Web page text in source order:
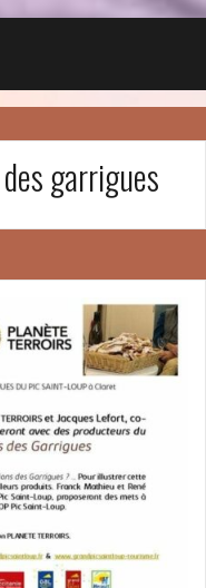
garrigues